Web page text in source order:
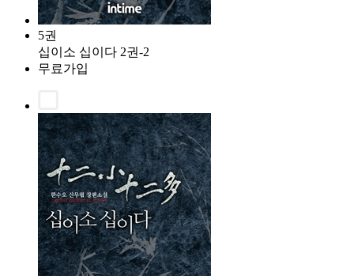
5권
십이소 십이다 2권-2
무료가입